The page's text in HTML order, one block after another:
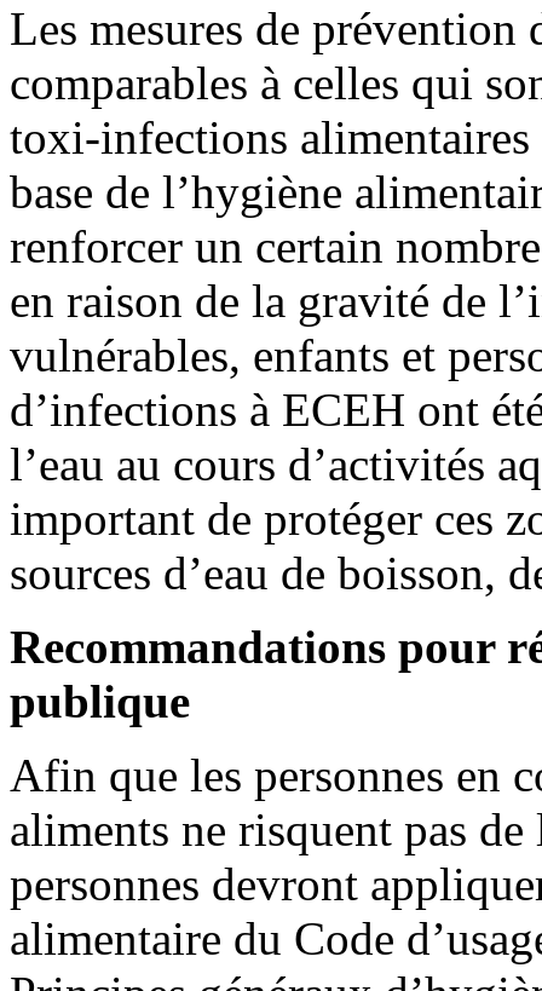
Les mesures de
comparables à celles qui
toxi-infections alimentaires
base de l’hygiène
renforcer un certain
en raison de la gravité de
vulnérables, enfants et
d’infections à ECEH ont
l’eau au cours d’activités
important de protéger ces
sources d’eau de boisson,
Recommandations pour
publique
Afin que les personnes en
aliments ne risquent pas
personnes devront
alimentaire du Code